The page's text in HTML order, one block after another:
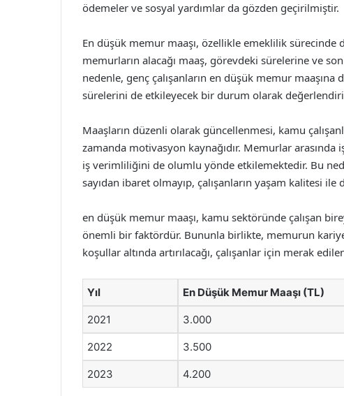
ödemeler ve sosyal yardımlar da gözden geçirilmiştir.
En düşük memur maaşı, özellikle emeklilik sürecinde
memurların alacağı maaş, görevdeki sürelerine ve
nedenle, genç çalışanların en düşük memur
sürelerini de etkileyecek bir durum olarak
Maaşların düzenli olarak güncellenmesi, kamu
zamanda motivasyon kaynağıdır. Memurlar
iş verimliliğini de olumlu yönde etkilemektedir. Bu
sayıdan ibaret olmayıp, çalışanların yaşam kalitesi
en düşük memur maaşı, kamu sektöründe çalışan
önemli bir faktördür. Bununla birlikte, memurun
koşullar altında artırılacağı, çalışanlar için merak
Yıl En Düşük Memur Maaşı (TL)
2021 3.000
2022 3.500
2023 4.200